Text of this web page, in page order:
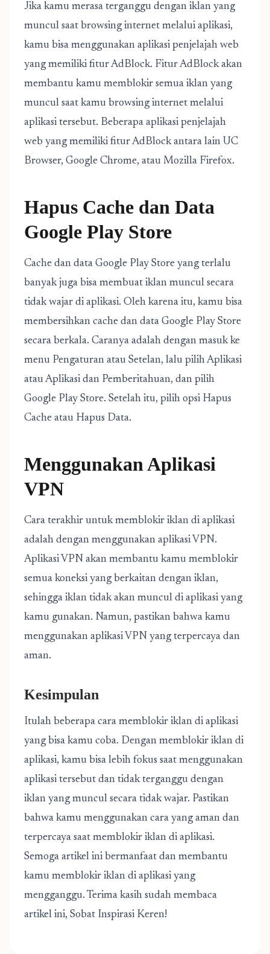
Jika kamu merasa terganggu dengan iklan yang
muncul saat browsing internet melalui aplikasi,
kamu bisa menggunakan aplikasi penjelajah web
yang memiliki fitur AdBlock. Fitur AdBlock akan
membantu kamu memblokir semua iklan yang
muncul saat kamu browsing internet melalui
aplikasi tersebut. Beberapa aplikasi penjelajah
web yang memiliki fitur AdBlock antara lain UC
Browser, Google Chrome, atau Mozilla Firefox.
Hapus Cache dan Data
Google Play Store
Cache dan data Google Play Store yang terlalu
banyak juga bisa membuat iklan muncul secara
tidak wajar di aplikasi. Oleh karena itu, kamu bisa
membersihkan cache dan data Google Play Store
secara berkala. Caranya adalah dengan masuk ke
menu Pengaturan atau Setelan, lalu pilih Aplikasi
atau Aplikasi dan Pemberitahuan, dan pilih
Google Play Store. Setelah itu, pilih opsi Hapus
Cache atau Hapus Data.
Menggunakan Aplikasi
VPN
Cara terakhir untuk memblokir iklan di aplikasi
adalah dengan menggunakan aplikasi VPN.
Aplikasi VPN akan membantu kamu memblokir
semua koneksi yang berkaitan dengan iklan,
sehingga iklan tidak akan muncul di aplikasi yang
kamu gunakan. Namun, pastikan bahwa kamu
menggunakan aplikasi VPN yang terpercaya dan
aman.
Kesimpulan
Itulah beberapa cara memblokir iklan di aplikasi
yang bisa kamu coba. Dengan memblokir iklan di
aplikasi, kamu bisa lebih fokus saat menggunakan
aplikasi tersebut dan tidak terganggu dengan
iklan yang muncul secara tidak wajar. Pastikan
bahwa kamu menggunakan cara yang aman dan
terpercaya saat memblokir iklan di aplikasi.
Semoga artikel ini bermanfaat dan membantu
kamu memblokir iklan di aplikasi yang
mengganggu. Terima kasih sudah membaca
artikel ini, Sobat Inspirasi Keren!